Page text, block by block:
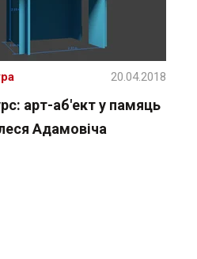
арт-аб'ект у памяць
Адамовіча
20.04.2018